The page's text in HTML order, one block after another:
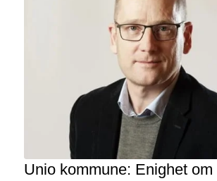
Unio kommune: Enighet om